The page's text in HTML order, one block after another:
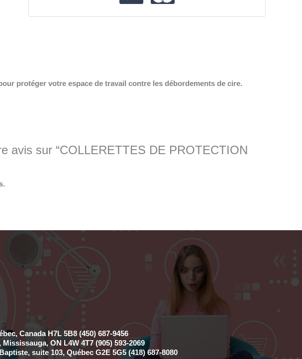
protéger votre espace de travail contre les débordements de cire.
avis sur “COLLERETTES DE PROTECTION
Canada H7L 5B8 (450) 687-9456
ON L4W 4T7 (905) 593-2069
suite 103, Québec G2E 5G5 (418) 687-8080